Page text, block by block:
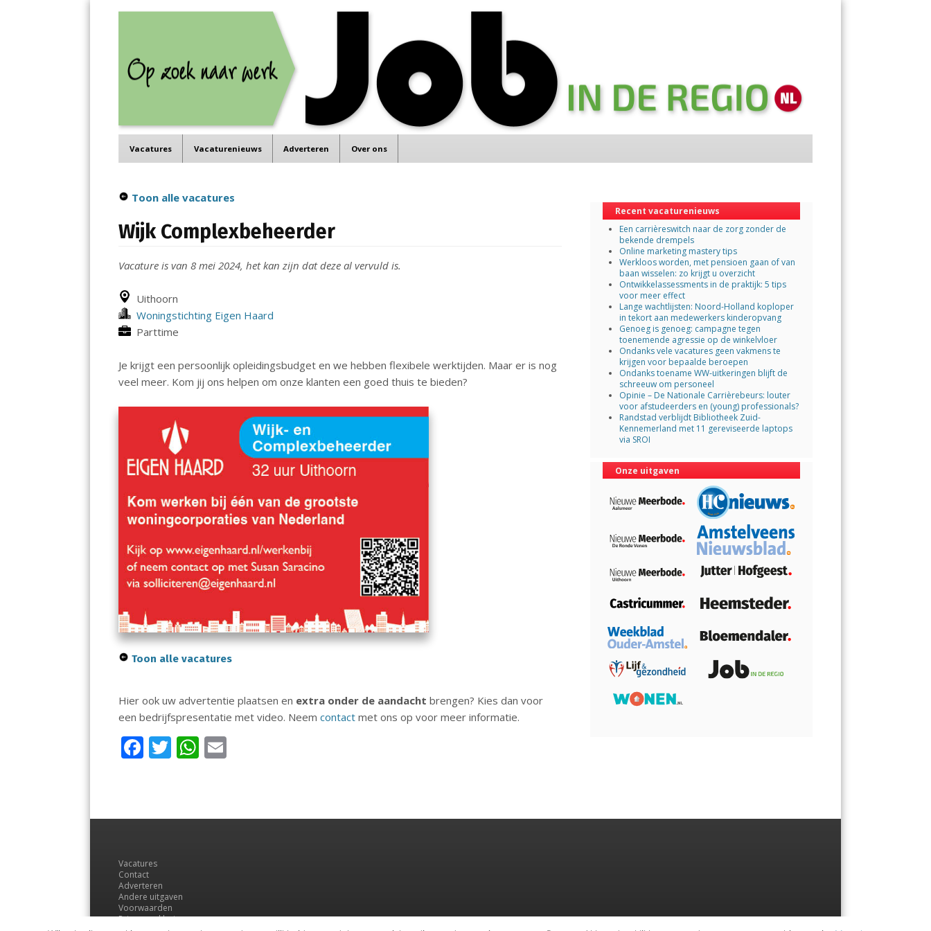
Menu
Vacatures Vacaturenieuws Adverteren Over ons
Toon alle vacatures
Wijk Complexbeheerder
Vacature is van 8 mei 2024, het kan zijn dat deze al vervuld is.
Uithoorn
Woningstichting Eigen Haard
Parttime
Je krijgt een persoonlijk opleidingsbudget en we hebben flexibele werktijden. Maar er is nog
veel meer. Kom jij ons helpen om onze klanten een goed thuis te bieden?
Toon alle vacatures
Hier ook uw advertentie plaatsen en extra onder de aandacht brengen? Kies dan voor
een bedrijfspresentatie met video. Neemcontact met ons op voor meer informatie.
F
b
o
k
T
er
W
s l
Recent vacaturenieuws
Een carrièreswitch naar de zorg zonder de
bekende drempels
Online marketing mastery tips
Werkloos worden, met pensioen gaan of van
baan wisselen: zo krijgt u overzicht
Ontwikkelassessments in de praktijk: 5 tips
voor meer effect
Lange wachtlijsten: Noord-Holland koploper
in tekort aan medewerkers kinderopvang
Genoeg is genoeg: campagne tegen
toenemende agressie op de winkelvloer
Ondanks vele vacatures geen vakmens te
krijgen voor bepaalde beroepen
Ondanks toename WW-uitkeringen blijft de
schreeuw om personeel
Opinie – De Nationale Carrièrebeurs: louter
voor afstudeerders en (young) professionals?
Randstad verblijdt Bibliotheek Zuid-
Kennemerland met 11 gereviseerde laptops
via SROI
Onze uitgaven
Vacatures
Contact
Adverteren
Andere uitgaven
Voorwaarden
Privacyverklaring